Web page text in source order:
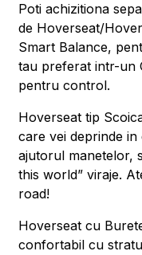
Poti achizitiona
de Hoverseat/
Smart Balance,
tau preferat intr-un
pentru control.
Hoverseat tip
care vei deprinde
ajutorul manetelor,
this world” viraje.
road!
Hoverseat cu
confortabil cu